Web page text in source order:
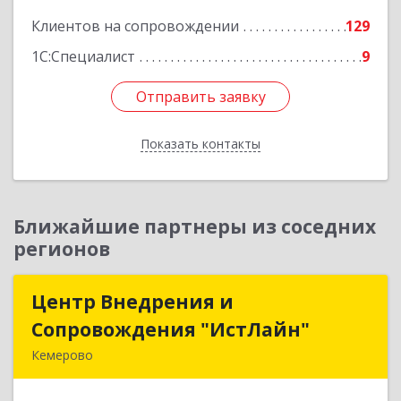
Клиентов на сопровождении
129
1С:Специалист
9
Отправить заявку
Показать контакты
Подробнее
Отправить заявку
Назад
Ближайшие партнеры из соседних
регионов
Центр Внедрения и
Сопровождения "ИстЛайн"
Кемерово
Центр Внедрения и
Сопровождения "ИстЛайн"